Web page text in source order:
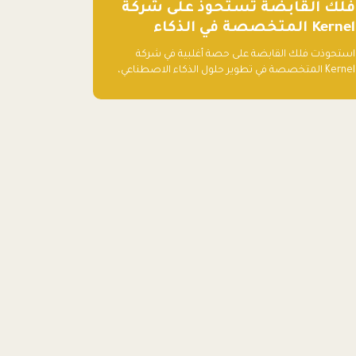
فلك القابضة تستحوذ على شركة
Kernel المتخصصة في الذكاء
الاصطناعي
استحوذت فلك القابضة على حصة أغلبية في شركة
Kernel المتخصصة في تطوير حلول الذكاء الاصطناعي،
التقنيات المتقدمة في المنطقة.